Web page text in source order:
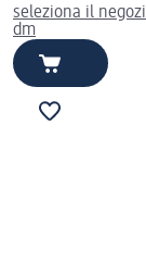
seleziona il
dm